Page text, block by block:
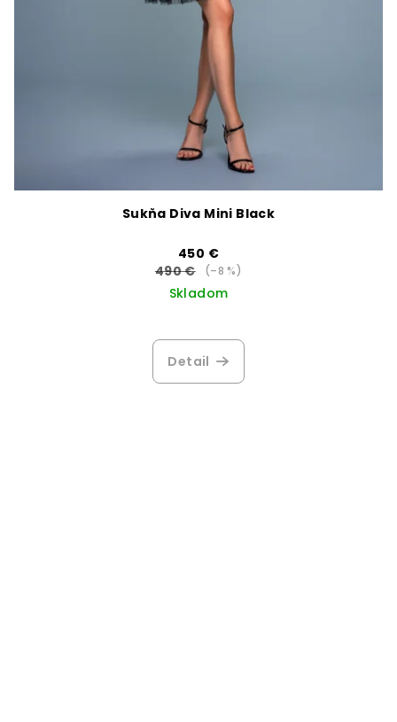
Sukňa Diva Mini Black
450 €
490 €
(–8 %)
Skladom
hodnotenie
produktu
Detail